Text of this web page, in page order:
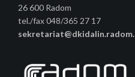
26 600 Radom
tel./fax 048/365 27 17